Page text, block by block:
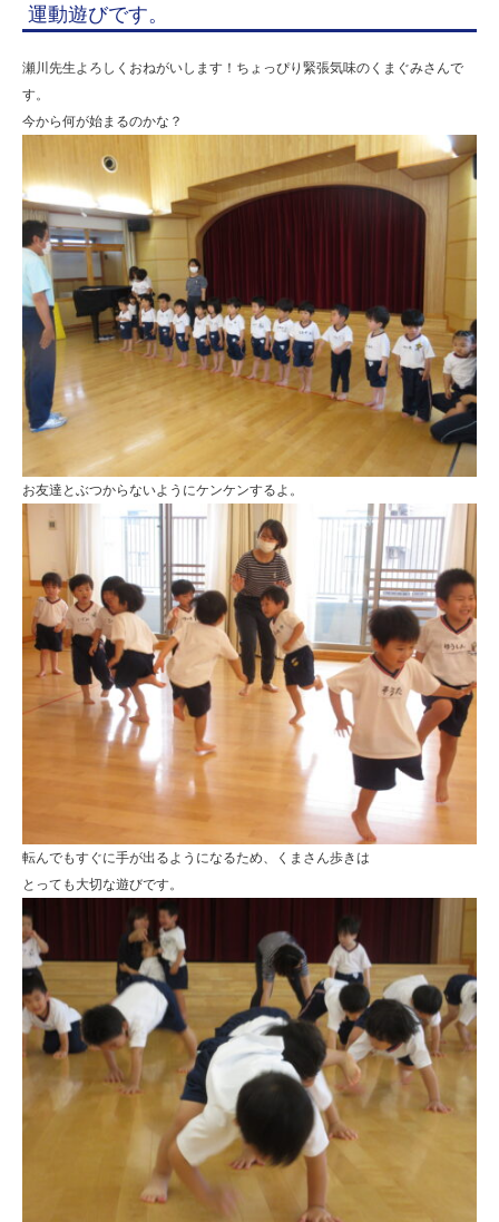
運動遊びです。
瀬川先生よろしくおねがいします！ちょっぴり緊張気味のくまぐみさんで
す。
今から何が始まるのかな？
お友達とぶつからないようにケンケンするよ。
転んでもすぐに手が出るようになるため、くまさん歩きは
とっても大切な遊びです。